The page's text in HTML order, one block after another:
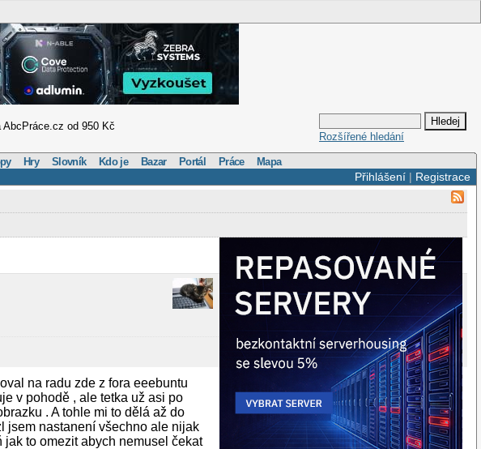
AbcPráce.cz od 950 Kč
Rozšířené hledání
Hry Slovník Kdo je Bazar Portál Práce Mapa
Přihlášení| Registrace
na radu zde z fora eeebuntu
v pohodě , ale tetka už asi po
. A tohle mi to dělá až do
jsem nastanení všechno ale nijak
to omezit abych nemusel čekat